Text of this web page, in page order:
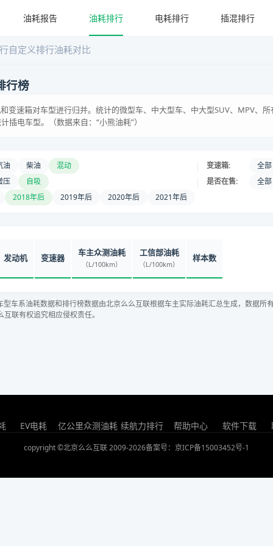
油耗报告 油耗排行 电耗排行 插混排行
自定义排行油耗对比
行榜
变速箱对车型进行归并。统计的微型车、中大型车、中大型SUV、MPV、
插电车型。（数据来自：“小熊油耗”）
油 柴油 混动 变速箱:
全部
压
自吸 是否在售:
全部
2018年后
2019年后 2020年后 2021年后
发动机 变速器 车主众测油耗
（L/100km）
工信部油耗
（L/100km）
样本数
型车系油耗数据和排行榜数据由北京么么互联根据车主实际油耗汇总生成，数据
联有权追究相应侵权责任。
EV电耗 亿公里众测油耗 续航力排行 帮助中心 软件下载
copyright ©北京么么互联 2009-2026备案号：京ICP备15003452号-1